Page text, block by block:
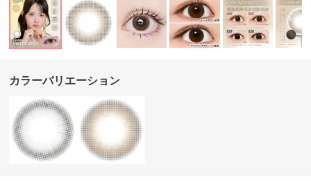
カラーバリエーション